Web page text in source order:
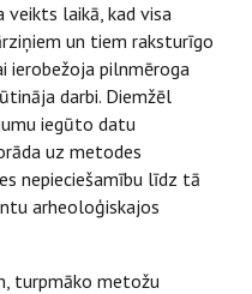
laikā, kad visa
un tiem raksturīgo
ierobežoja pilnmēroga
darbi. Diemžēl
iegūto datu
uz metodes
nepieciešamību līdz tā
arheoloģiskajos
turpmāko metožu